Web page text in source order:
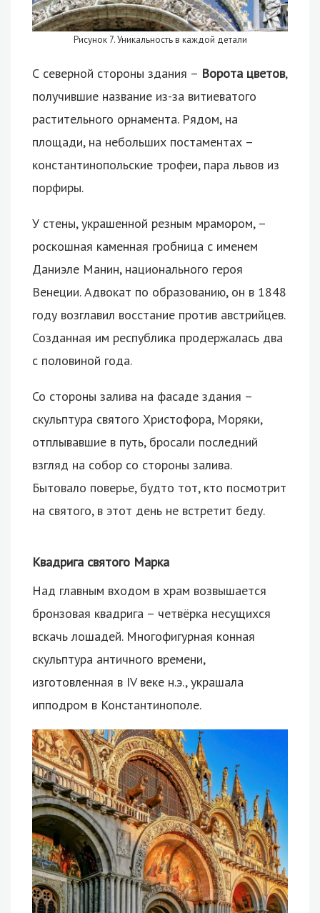
Рисунок 7. Уникальность в каждой детали
С северной стороны здания – Ворота цветов,
получившие название из-за витиеватого
растительного орнамента. Рядом, на
площади, на небольших постаментах –
константинопольские трофеи, пара львов из
порфиры.
У стены, украшенной резным мрамором, –
роскошная каменная гробница с именем
Даниэле Манин, национального героя
Венеции. Адвокат по образованию, он в 1848
году возглавил восстание против австрийцев.
Созданная им республика продержалась два
с половиной года.
Со стороны залива на фасаде здания –
скульптура святого Христофора, Моряки,
отплывавшие в путь, бросали последний
взгляд на собор со стороны залива.
Бытовало поверье, будто тот, кто посмотрит
на святого, в этот день не встретит беду.
Квадрига святого Марка
Над главным входом в храм возвышается
бронзовая квадрига – четвёрка несущихся
вскачь лошадей. Многофигурная конная
скульптура античного времени,
изготовленная в IV веке н.э., украшала
ипподром в Константинополе.